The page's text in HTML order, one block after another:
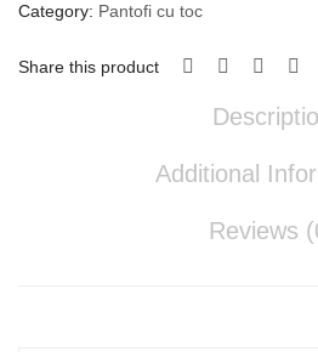
Category: Pantofi cu toc
Share this product
Additional
Reviews